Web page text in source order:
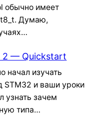
обычно имеет
Думаю,
2 — Quickstart
начал изучать
STM32 и ваши уроки
узнать зачем
типа…